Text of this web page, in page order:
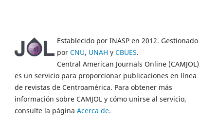
Establecido por INASP en 2012. Gestionado
por CNU, UNAH y CBUES.
Central American Journals Online (CAMJOL)
es un servicio para proporcionar publicaciones en línea
de revistas de Centroamérica. Para obtener más
información sobre CAMJOL y cómo unirse al servicio,
consulte la página Acerca de.